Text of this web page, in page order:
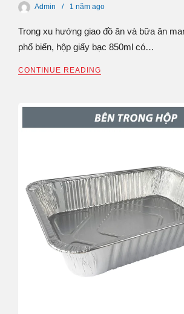
Admin 1 năm ago
Trong xu hướng giao đồ ăn và bữa ăn
phổ biến, hộp giấy bạc 850ml có…
CONTINUE READING